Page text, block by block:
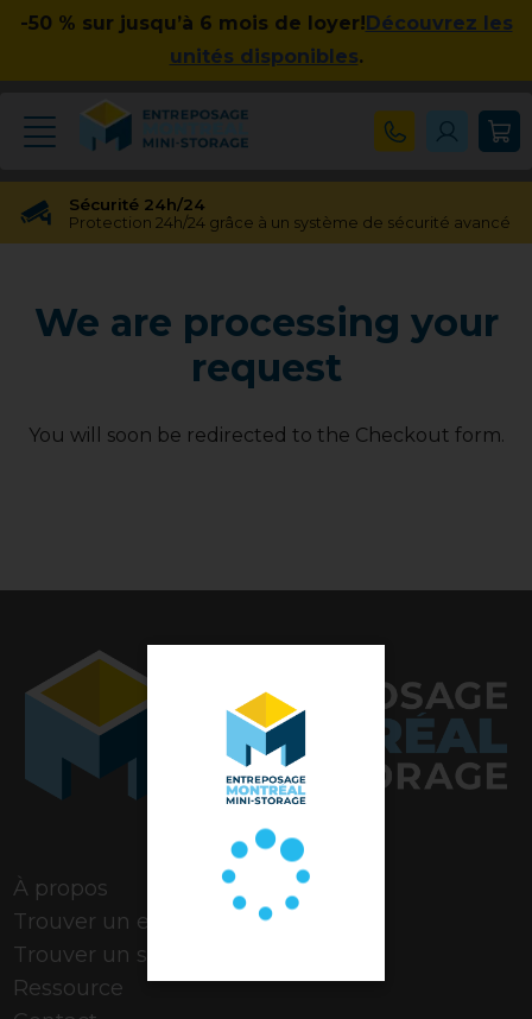
-50 % sur jusqu’à 6 mois de loyer!Découvrez les
unités disponibles.
Sécurité 24h/24
Protection 24h/24 grâce à un système de sécurité avancé
Transfert gratuit d'unité
Vous avez besoin d'une taille différente ? Pas de souci !
Pas d'engagement à long terme
We are processing your
request
You will soon be redirected to the Checkout form.
À propos
Trouver un espace
Trouver un stationnement
Ressource